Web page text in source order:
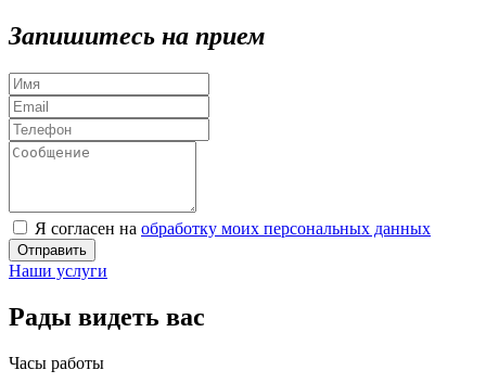
Запишитесь на прием
Я согласен на обработку моих персональных данных
Отправить
Наши услуги
Рады видеть вас
Часы работы